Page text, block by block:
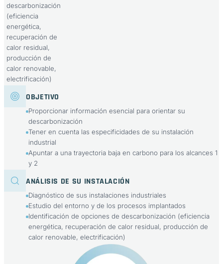
descarbonización
(eficiencia
energética,
recuperación de
calor residual,
producción de
calor renovable,
electrificación)
OBJETIVO
Proporcionar información esencial para orientar su
descarbonización
Tener en cuenta las especificidades de su instalación
industrial
Apuntar a una trayectoria baja en carbono para los alcances 1
y 2
ANÁLISIS DE SU INSTALACIÓN
Diagnóstico de sus instalaciones industriales
Estudio del entorno y de los procesos implantados
Identificación de opciones de descarbonización (eficiencia
energética, recuperación de calor residual, producción de
calor renovable, electrificación)